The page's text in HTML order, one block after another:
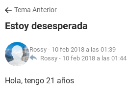
SALUD
FAMILIA
NUTRICIÓN
BIENESTAR
Tema Anterior
Estoy desesperada
Rossy - 10 feb 2018 a las 01:39
Rossy - 10 feb 2018 a las 01:44
Hola, tengo 21 años